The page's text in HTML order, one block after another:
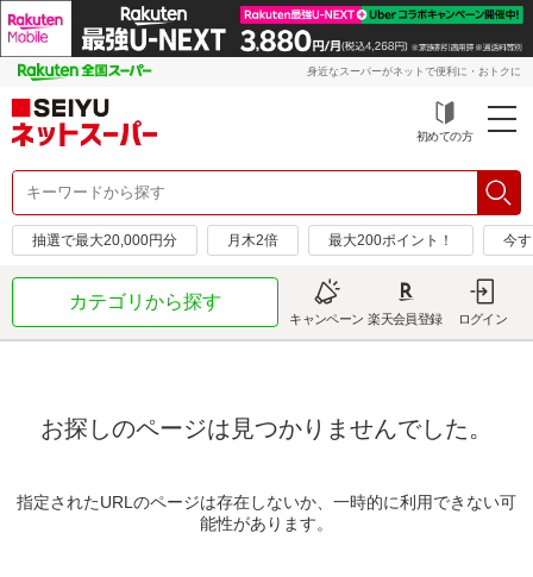
身近なスーパーがネットで便利に・おトクに
初めての方
抽選で最大20,000円分 月木2倍 最大200ポイント！ 今
カテゴリから探す
キャンペーン 楽天会員登録 ログイン
お探しのページは見つかりませんでした。
指定されたURLのページは存在しないか、一時的に利用できない可
能性があります。